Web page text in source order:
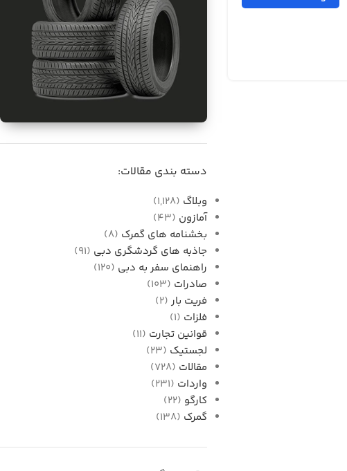
واردات قطعات خودرو از
دسته بندی مقالات:
وبلاگ (1,128)
آمازون (43)
بخشنامه های گمرک (8)
جاذبه های گردشگری دبی (91)
راهنمای سفر به دبی (120)
صادرات (103)
فریت بار (2)
فلزات (1)
قوانین تجارت (11)
لجستیک (23)
مقالات (728)
واردات (231)
کارگو (22)
گمرک (138)